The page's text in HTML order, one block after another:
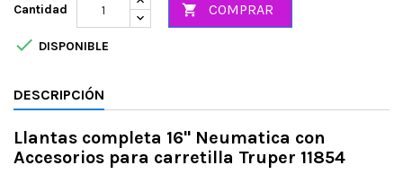
Cantidad  COMPRAR
 DISPONIBLE
DESCRIPCIÓN
Llantas completa 16" Neumatica con
Accesorios para carretilla Truper 11854